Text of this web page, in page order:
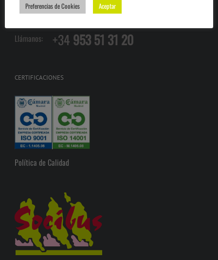
¿TIENES ALGUNA DUDA?
Llámanos: +34 953 51 31 20
CERTIFICACIONES
Política de Calidad
Preferencias de Cookies Aceptar